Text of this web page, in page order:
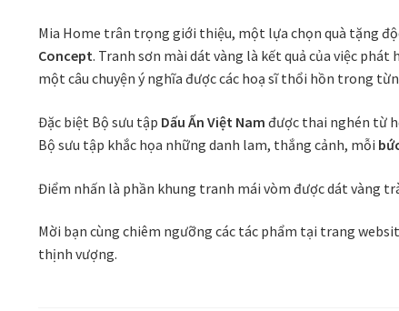
Mia Home trân trọng giới thiệu, một lựa chọn quà tặng
Concept. Tranh sơn mài dát vàng là kết quả của việc
một câu chuyện ý nghĩa được các hoạ sĩ thổi hồn trong
Đặc biệt Bộ sưu tập Dấu Ấn Việt Nam được thai nghén từ
Bộ sưu tập khắc họa những danh lam, thắng cảnh, mỗi
Điểm nhấn là phần khung tranh mái vòm được dát vàng
Mời bạn cùng chiêm ngưỡng các tác phẩm tại trang
thịnh vượng.